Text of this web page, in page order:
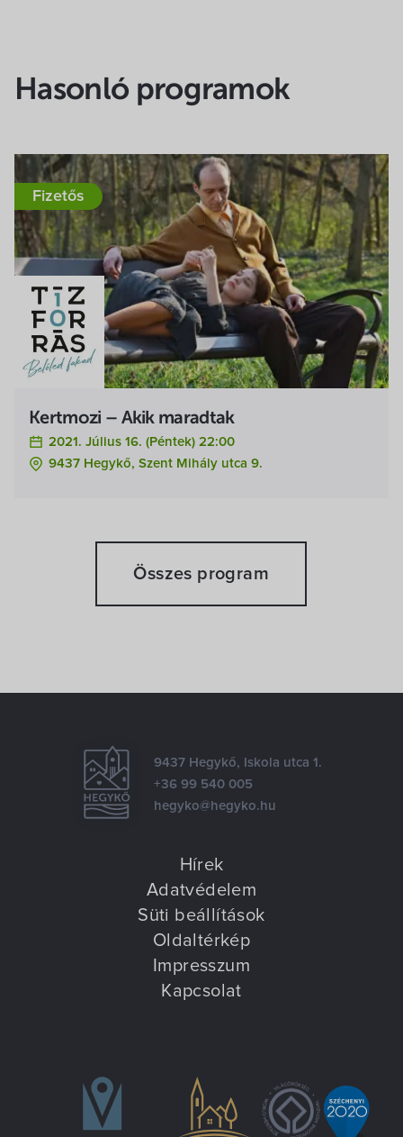
Hasonló programok
Fizetős
Kertmozi – Akik maradtak
2021. Július 16. (péntek) 22:00
9437 Hegykő, Szent Mihály utca 9.
Összes program
9437 Hegykő, Iskola utca 1.
+36 99 540 005
hegyko@hegyko.hu
Hírek
Adatvédelem
Süti beállítások
Oldaltérkép
Impresszum
Kapcsolat